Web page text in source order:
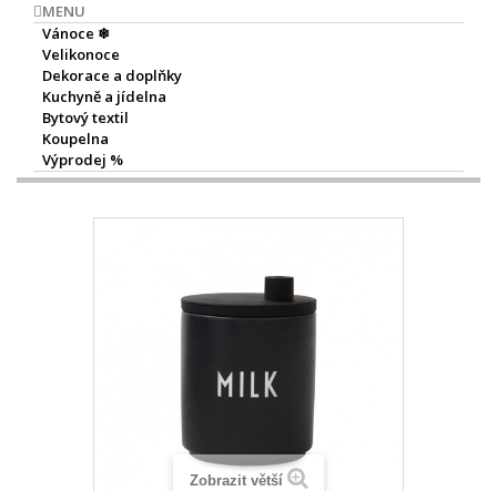
MENU
Vánoce ❄
Velikonoce
Dekorace a doplňky
Kuchyně a jídelna
Bytový textil
Koupelna
Výprodej %
Zobrazit větší